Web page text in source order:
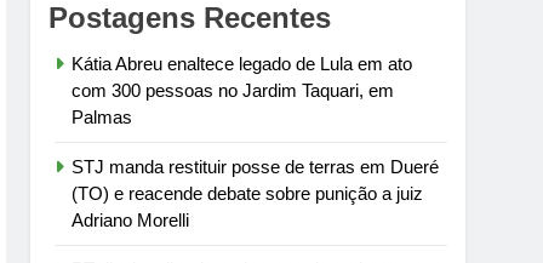
Postagens Recentes
Kátia Abreu enaltece legado de Lula em ato
com 300 pessoas no Jardim Taquari, em
Palmas
STJ manda restituir posse de terras em Dueré
(TO) e reacende debate sobre punição a juiz
Adriano Morelli